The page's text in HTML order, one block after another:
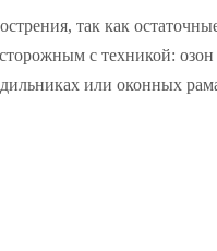
так как
с техникой: озон
или оконных